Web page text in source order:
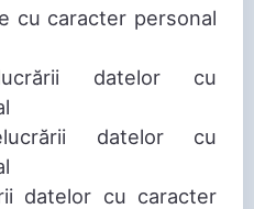
cu caracter personal
datelor cu
datelor cu
datelor cu caracter